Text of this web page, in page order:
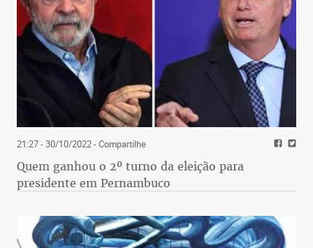
21:27 - 30/10/2022- Compartilhe
Quem ganhou o 2º turno da eleição para
presidente em Pernambuco